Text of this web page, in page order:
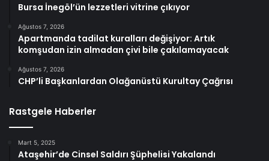
Bursa İnegöl’ün lezzetleri vitrine çıkıyor
Ağustos 7, 2026
Apartmanda tadilat kuralları değişiyor: Artık
komşudan izin almadan çivi bile çakılamayacak
Ağustos 7, 2026
CHP’li Başkanlardan Olağanüstü Kurultay Çağrısı
Rastgele Haberler
Mart 5, 2025
Ataşehir’de Cinsel Saldırı Şüphelisi Yakalandı